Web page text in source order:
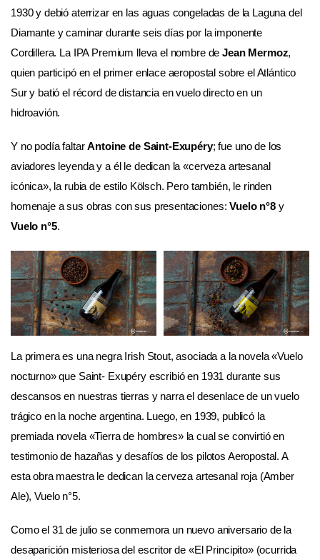
1930 y debió aterrizar en las aguas congeladas de la Laguna del
Diamante y caminar durante seis días por la imponente
Cordillera. La IPA Premium lleva el nombre deJean Mermoz,
quien participó en el primer enlace aeropostal sobre el Atlántico
Sur y batió el récord de distancia en vuelo directo en un
hidroavión.
Y no podía faltarAntoine de Saint-Exupéry; fue uno de los
aviadores leyenda y a él le dedican la «cerveza artesanal
icónica», la rubia de estilo Kölsch. Pero también, le rinden
homenaje a sus obras con sus presentaciones:Vuelo n°8y
Vuelo n°5.
La primera es una negra Irish Stout, asociada a la novela «Vuelo
nocturno» que Saint- Exupéry escribió en 1931 durante sus
descansos en nuestras tierras y narra el desenlace de un vuelo
trágico en la noche argentina. Luego, en 1939, publicó la
premiada novela «Tierra de hombres» la cual se convirtió en
testimonio de hazañas y desafíos de los pilotos Aeropostal. A
esta obra maestra le dedican la cerveza artesanal roja (Amber
Ale), Vuelo n°5.
Como el 31 de julio se conmemora un nuevo aniversario de la
desaparición misteriosa del escritor de «El Principito» (ocurrida